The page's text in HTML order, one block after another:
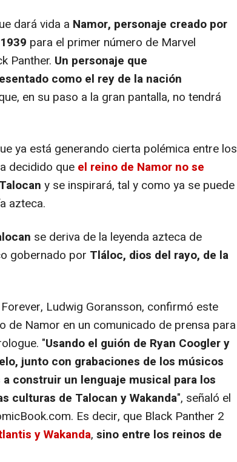
dará vida a Namor, personaje creado por
para el primer número de Marvel
Panther. Un personaje que
como el rey de la nación
en su paso a la gran pantalla, no tendrá
ya está generando cierta polémica entre los
decidido que el reino de Namor no se
y se inspirará, tal y como ya se puede
azteca.
se deriva de la leyenda azteca de
gobernado por Tláloc, dios del rayo, de la
Ludwig Goransson, confirmó este
de Namor en un comunicado de prensa para
"Usando el guión de Ryan Coogler y
junto con grabaciones de los músicos
construir un lenguaje musical para los
culturas de Talocan y Wakanda", señaló el
Es decir, que Black Panther 2
y Wakanda, sino entre los reinos de